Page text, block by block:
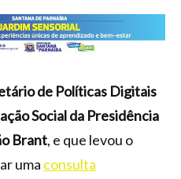
de Políticas Digitais
Social da Presidência
Brant, e que levou o
uma consulta